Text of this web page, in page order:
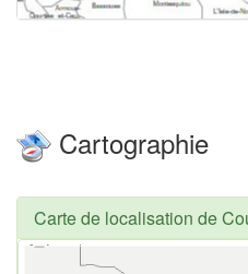
Cartographie
Carte de localisation de